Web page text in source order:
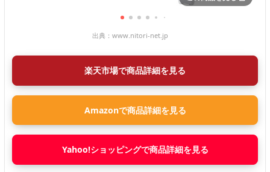
出典： www.nitori-net.jp
楽天市場で商品詳細を見る
Amazonで商品詳細を見る
Yahoo!ショッピングで商品詳細を見る